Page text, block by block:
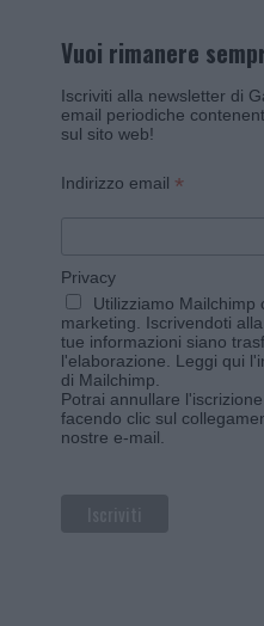
Vuoi rimanere
Iscriviti alla newsletter di
email periodiche
sul sito web!
Indirizzo email *
Privacy
Utilizziamo Mailchimp
marketing. Iscrivendoti
tue informazioni siano
l'elaborazione. Leggi qui
di Mailchimp.
Potrai annullare
facendo clic sul
nostre e-mail.